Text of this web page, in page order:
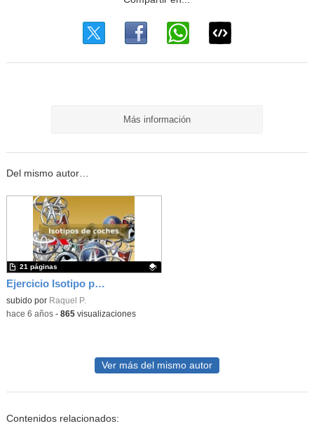
Más información
Del mismo autor…
Ejercicio Isotipo para vehículo eléctrico
Contenido educativo.
subido por Raquel P.
21 páginas
-hace 6 años- 865visualizaciones
Ver más del mismo autor
Contenidos relacionados: